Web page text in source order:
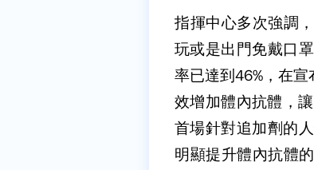
指揮中心多次強調
玩或是出門免戴口
率已達到46%，在
效增加體內抗體，
首場針對追加劑的
明顯提升體內抗體